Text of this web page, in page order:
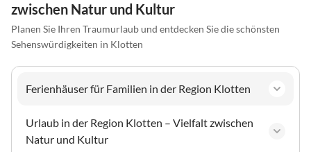
zwischen Natur und Kultur
Planen Sie Ihren Traumurlaub und entdecken Sie die schönsten
Sehenswürdigkeiten in Klotten
Ferienhäuser für Familien in der Region Klotten
Urlaub in der Region Klotten – Vielfalt zwischen
Natur und Kultur